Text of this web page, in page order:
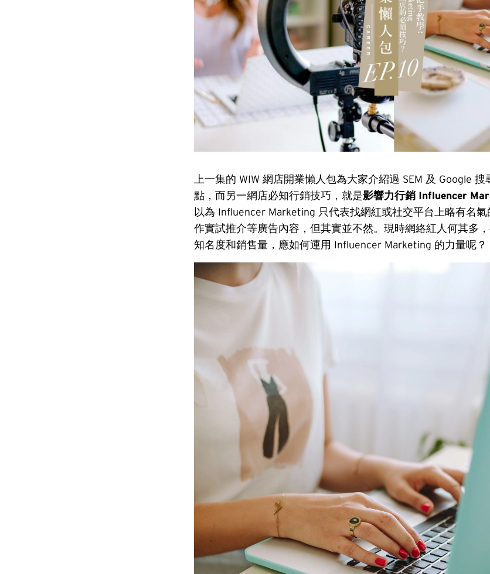
上一集的 WIW 網店開業懶人包為大家介紹過 SEM 及 Google
點，而另一網店必知行銷技巧，就是影響力行銷 Influencer
以為 Influencer Marketing 只代表找網紅或社交平台上略有名
作實試推介等廣告內容，但其實並不然。現時網絡紅人何其多
知名度和銷售量，應如何運用 Influencer Marketing 的力量呢？